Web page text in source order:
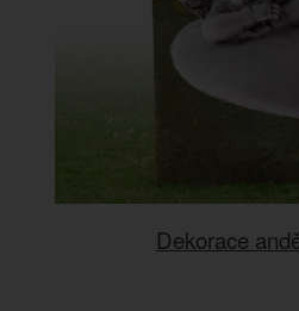
Dekorace